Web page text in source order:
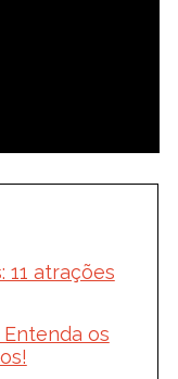
11 atrações
os